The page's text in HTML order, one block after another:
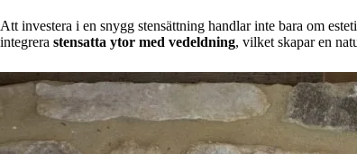
Att investera i en snygg stensättning handlar inte bara om
integrera stensatta ytor med vedeldning, vilket skapar en